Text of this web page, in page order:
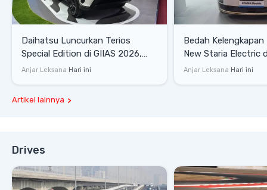
Daihatsu Luncurkan Terios
Special Edition di GIIAS 2026,
Stok Terbatas
Anjar Leksana Hari ini
Bedah Kelengkapan
New Staria Electric
yang Dikenalkan di
Anjar Leksana Hari ini
Artikel lainnya
Drives